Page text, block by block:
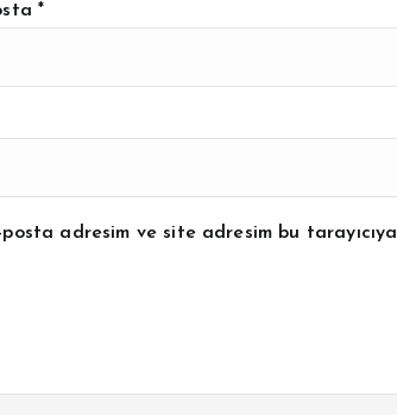
*
posta adresim ve site adresim bu tarayıcıya